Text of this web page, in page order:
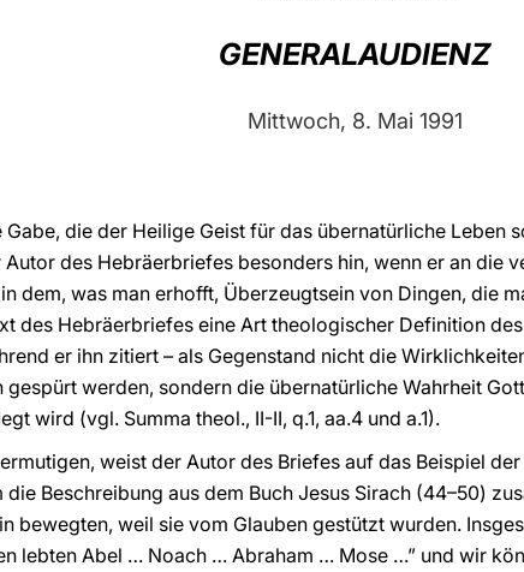
GENERALAUDIENZ
Mittwoch, 8. Mai 1991
Gabe, die der Heilige Geist für das übernatürliche Leben
des Hebräerbriefes besonders hin, wenn er an die
dem, was man erhofft, Überzeugtsein von Dingen, die
des Hebräerbriefes eine Art theologischer Definition
er ihn zitiert – als Gegenstand nicht die
gespürt werden, sondern die übernatürliche Wahrheit
wird (vgl. Summa theol., II-II, q.1, aa.4 und a.1).
weist der Autor des Briefes auf das Beispiel
Beschreibung aus dem Buch Jesus Sirach (44–50)
bewegten, weil sie vom Glauben gestützt wurden.
lebten Abel … Noach … Abraham … Mose …” und wir